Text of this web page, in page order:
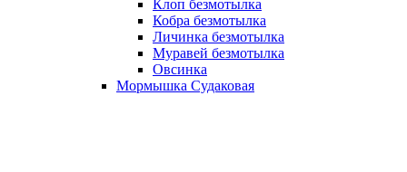
Клоп безмотылка
Кобра безмотылка
Личинка безмотылка
Муравей безмотылка
Овсинка
Мормышка Судаковая